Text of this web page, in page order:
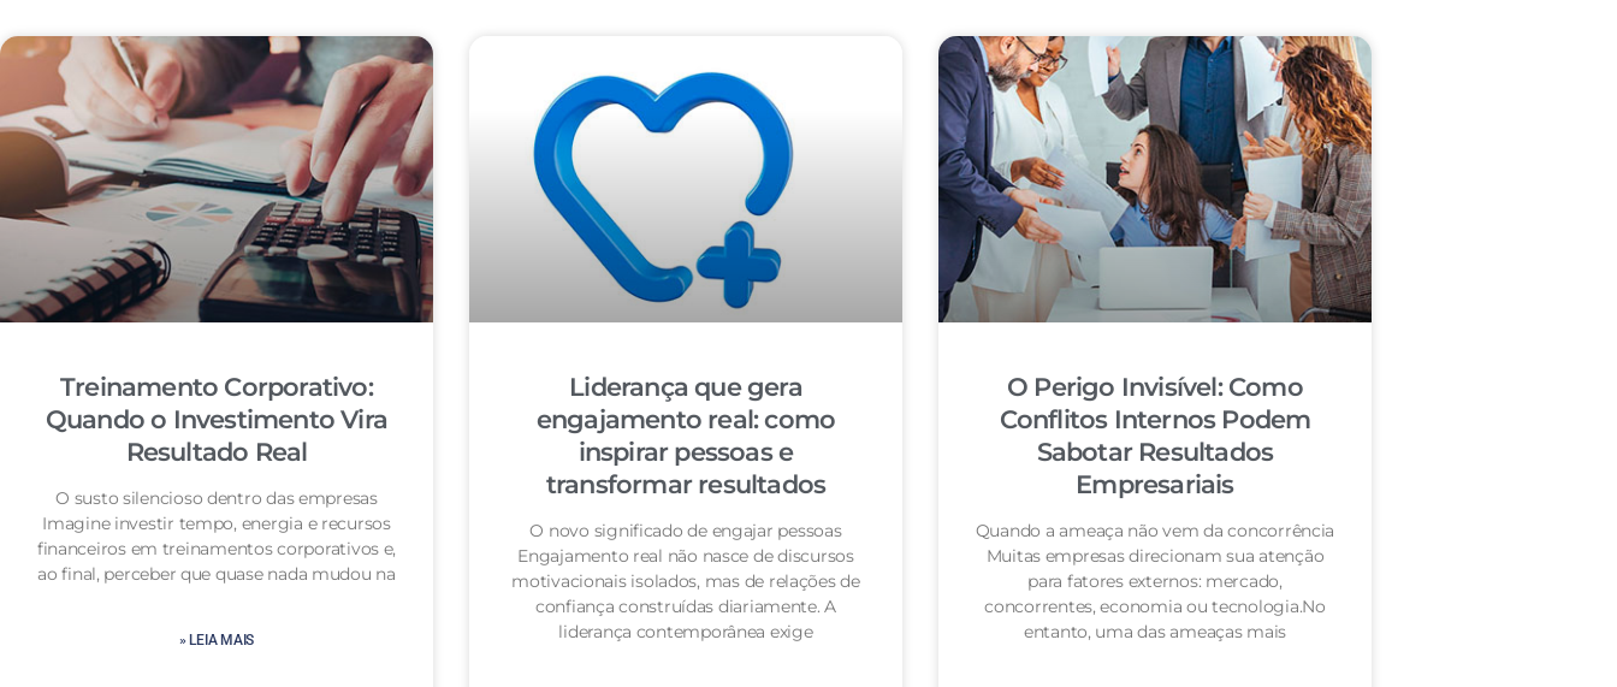
Treinamento Corporativo:
Quando o Investimento Vira
Resultado Real
O susto silencioso dentro das empresas
Imagine investir tempo, energia e recursos
financeiros em treinamentos corporativos e,
ao final, perceber que quase nada mudou na
» LEIA MAIS
Liderança que gera
engajamento real: como
inspirar pessoas e
transformar resultados
O novo significado de engajar pessoas
Engajamento real não nasce de discursos
motivacionais isolados, mas de relações de
confiança construídas diariamente. A
liderança contemporânea exige
O Perigo Invisível: Como
Conflitos Internos Podem
Sabotar Resultados
Empresariais
Quando a ameaça não vem da concorrência
Muitas empresas direcionam sua atenção
para fatores externos: mercado,
concorrentes, economia ou tecnologia.No
entanto, uma das ameaças mais